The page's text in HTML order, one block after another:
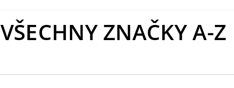
VŠECHNY ZNAČKY A-Z